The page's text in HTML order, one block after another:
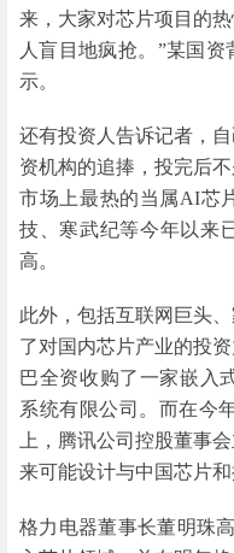
来，大家对芯片项目的
人盲目地疯抢。”某国
示。
还有投资人告诉记者，
资机构的追捧，投完后
市场上最热的当属AI芯
技、寒武纪等今年以来
高。
此外，包括互联网巨头
了对国内芯片产业的投
巴全资收购了一家嵌入
系统有限公司。而在今
上，腾讯公司控股董事
来可能设计与中国芯片
格力电器董事长董明珠